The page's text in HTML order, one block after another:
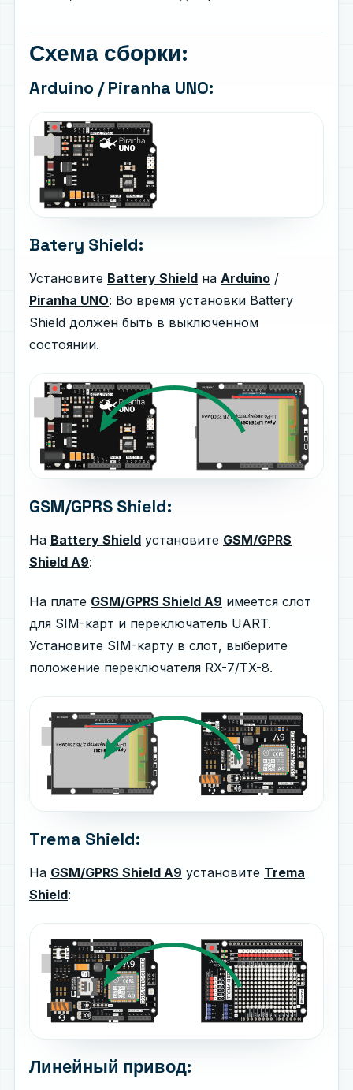
Схема сборки:
Arduino / Piranha UNO:
Batery Shield:
Установите Battery Shield на Arduino /
Piranha UNO: Во время установки Battery
Shield должен быть в выключенном
состоянии.
GSM/GPRS Shield:
На Battery Shield установите GSM/GPRS
Shield A9:
На плате GSM/GPRS Shield A9 имеется слот
для SIM-карт и переключатель UART.
Установите SIM-карту в слот, выберите
положение переключателя RX-7/TX-8.
Trema Shield:
На GSM/GPRS Shield A9 установите Trema
Shield:
Линейный привод: